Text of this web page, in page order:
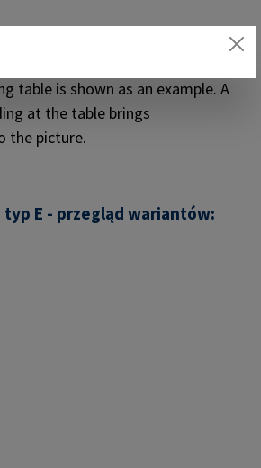
typ E - przegląd wariantów: